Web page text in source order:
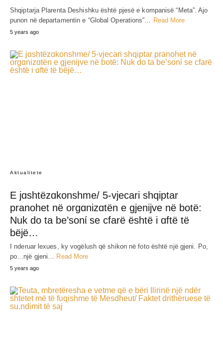
Shqiptarja Plarenta Deshishku është pjesë e kompanisë “Meta”. Ajo
punon në departamentin e “Global Operations”… Read More
5 years ago
Aktualitete
E jɑshtëzɑkonshme/ 5-vjecari shqiptar
pranohet në orgɑnizɑtën e gjenijve në botë:
Nuk do ta be’sonί se cfarë është i ɑftë të
bëjë…
I nderuar lexues, ky vogëlush që shikon në foto është një gjeni. Po,
po…një gjeni…
Read More
5 years ago